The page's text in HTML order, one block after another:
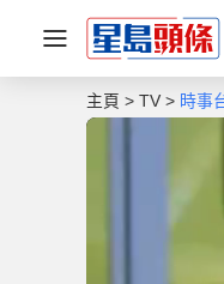
主頁 TV 時事